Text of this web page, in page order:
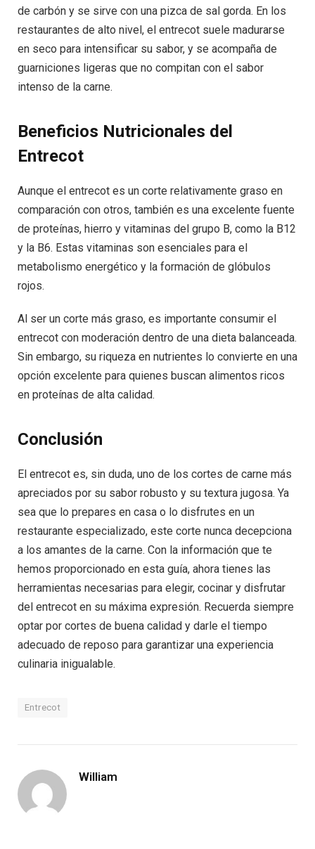
de carbón y se sirve con una pizca de sal gorda. En los
restaurantes de alto nivel, el entrecot suele madurarse
en seco para intensificar su sabor, y se acompaña de
guarniciones ligeras que no compitan con el sabor
intenso de la carne.
Beneficios Nutricionales del
Entrecot
Aunque el entrecot es un corte relativamente graso en
comparación con otros, también es una excelente fuente
de proteínas, hierro y vitaminas del grupo B, como la B12
y la B6. Estas vitaminas son esenciales para el
metabolismo energético y la formación de glóbulos
rojos.
Al ser un corte más graso, es importante consumir el
entrecot con moderación dentro de una dieta balanceada.
Sin embargo, su riqueza en nutrientes lo convierte en una
opción excelente para quienes buscan alimentos ricos
en proteínas de alta calidad.
Conclusión
El entrecot es, sin duda, uno de los cortes de carne más
apreciados por su sabor robusto y su textura jugosa. Ya
sea que lo prepares en casa o lo disfrutes en un
restaurante especializado, este corte nunca decepciona
a los amantes de la carne. Con la información que te
hemos proporcionado en esta guía, ahora tienes las
herramientas necesarias para elegir, cocinar y disfrutar
del entrecot en su máxima expresión. Recuerda siempre
optar por cortes de buena calidad y darle el tiempo
adecuado de reposo para garantizar una experiencia
culinaria inigualable.
Entrecot
William